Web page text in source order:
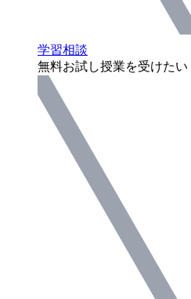
学習相談
無料お試し授業を受けたい